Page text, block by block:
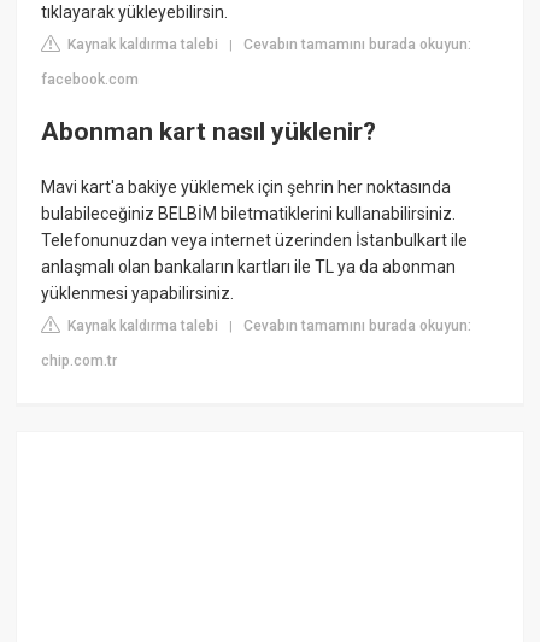
tıklayarak yükleyebilirsin.
Kaynak kaldırma talebi |Cevabın tamamını burada okuyun:
facebook.com
Abonman kart nasıl yüklenir?
Mavi kart'a bakiye yüklemek için şehrin her noktasında
bulabileceğiniz BELBİM biletmatiklerini kullanabilirsiniz.
Telefonunuzdan veya internet üzerinden İstanbulkart ile
anlaşmalı olan bankaların kartları ile TL ya da abonman
yüklenmesi yapabilirsiniz.
Kaynak kaldırma talebi |Cevabın tamamını burada okuyun:
chip.com.tr